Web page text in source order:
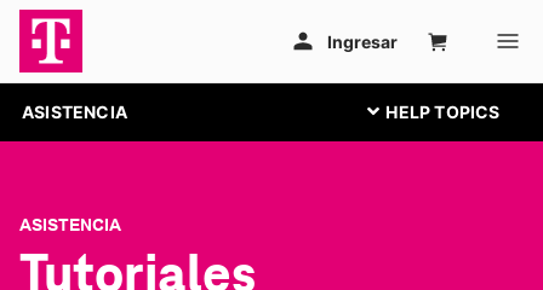
ASISTENCIA
ASISTENCIA
Tutoriales